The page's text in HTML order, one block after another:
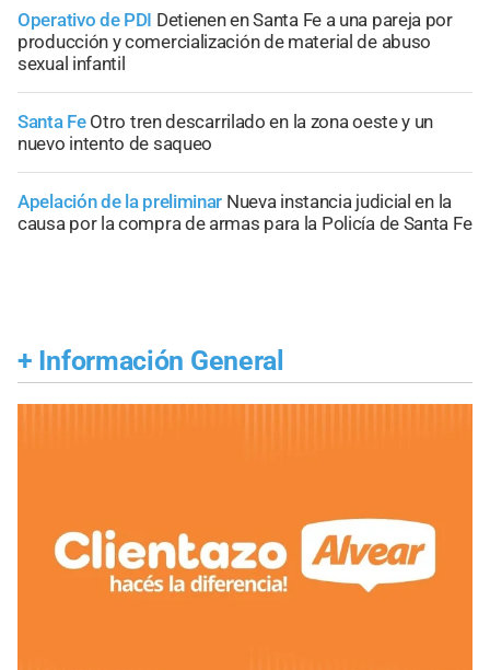
Operativo de PDI Detienen en Santa Fe a una pareja por
producción y comercialización de material de abuso
sexual infantil
Santa Fe Otro tren descarrilado en la zona oeste y un
nuevo intento de saqueo
Apelación de la preliminar Nueva instancia judicial en la
causa por la compra de armas para la Policía de Santa Fe
+ Información General